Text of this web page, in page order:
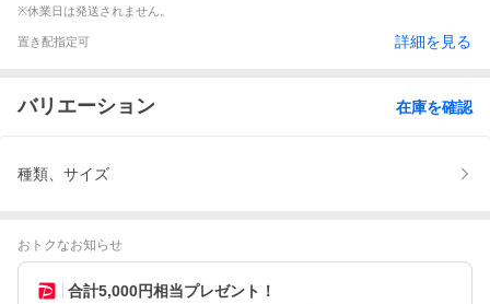
※休業日は発送されません。
置き配指定可 詳細を見る
バリエーション 在庫を確認
種類、サイズ
おトクなお知らせ
合計5,000円相当プレゼント！